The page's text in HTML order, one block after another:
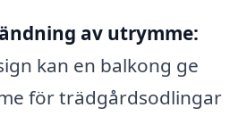
av utrymme:
kan en balkong ge
för trädgårdsodlingar